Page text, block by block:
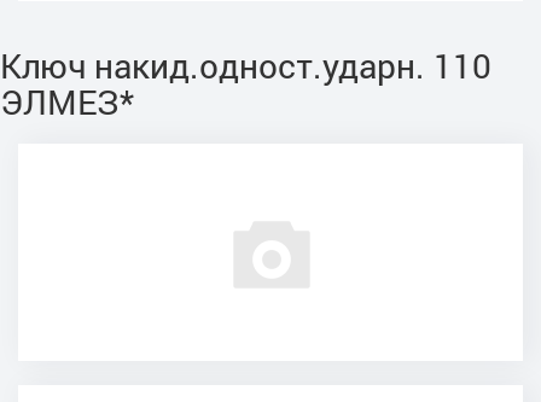
Ключ накид.одност.ударн. 110
ЭЛМЕЗ*